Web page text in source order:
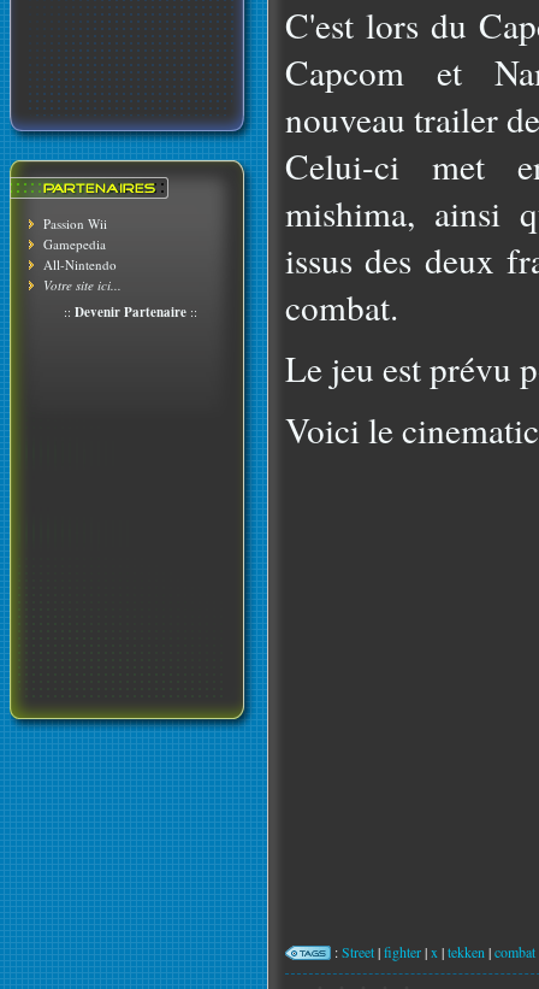
Passion Wii
Gamepedia
All-Nintendo
Votre site ici...
:: Devenir Partenaire ::
C'est lors du
Capcom et
nouveau trailer
Celui-ci met
mishima, ainsi
issus des deux
combat.
Le jeu est prévu
Voici le
:Street|fighter|x |tekken |combat